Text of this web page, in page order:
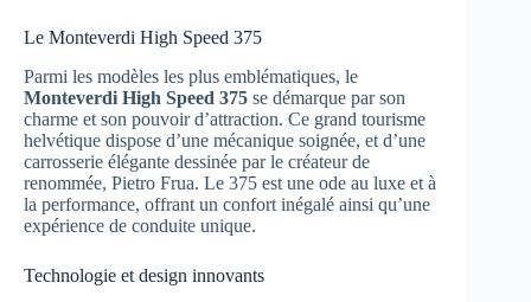
Le Monteverdi High Speed 375
Parmi les modèles les plus emblématiques, le
Monteverdi High Speed 375 se démarque par son
charme et son pouvoir d’attraction. Ce grand tourisme
helvétique dispose d’une mécanique soignée, et d’une
carrosserie élégante dessinée par le créateur de
renommée, Pietro Frua. Le 375 est une ode au luxe et à
la performance, offrant un confort inégalé ainsi qu’une
expérience de conduite unique.
Technologie et design innovants